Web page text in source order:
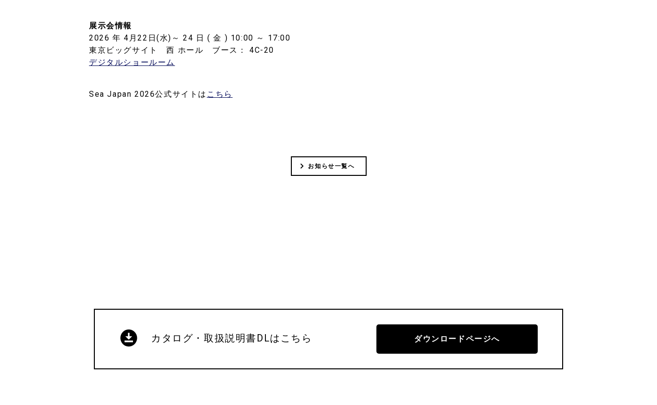
展示会情報
2026 年 4月22日(水)～ 24 日 ( 金 ) 10:00 ～ 17:00
東京ビッグサイト 西 ホール ブース： 4C-20
デジタルショールーム
Sea Japan 2026公式サイトは こちら
お知らせ一覧へ
カタログ・取扱説明書DLはこちら ダウンロードページへ